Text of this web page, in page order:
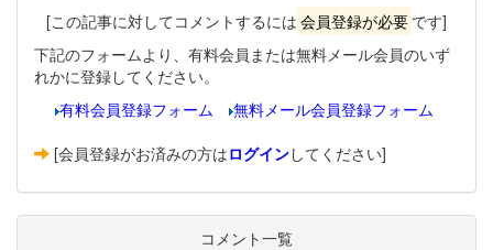
[この記事に対してコメントするには 会員登録が必要 です]
下記のフォームより、有料会員または無料メール会員のいず
れかに登録してください。
有料会員登録フォーム
無料メール会員登録フォーム
[会員登録がお済みの方はログインしてください]
コメント一覧